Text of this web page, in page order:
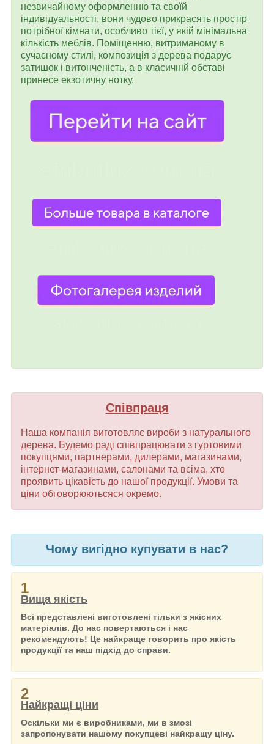
незвичайному оформленню та своїй
індивідуальності, вони чудово прикрасять простір
потрібної кімнати, особливо тієї, у якій мінімальна
кількість меблів. Поміщенню, витриманому в
сучасному стилі, композиція з дерева подарує
затишок і витонченість, а в класичній обставі
принесе екзотичну нотку.
Співпраця
Наша компанія виготовляє вироби з натурального
дерева. Будемо раді співпрацювати з гуртовими
покупцями, партнерами, дилерами, магазинами,
інтернет-магазинами, салонами та всіма, хто
проявить цікавість до нашої продукції. Умови та
ціни обговорюютьсяся окремо.
Чому вигідно купувати в нас?
1
Вища якість
Всі представлені виготовлені тільки з якісних
матеріалів. До нас повертаються і нас
рекомендують! Це найкраще говорить про якість
продукції та наш підхід до справи.
2
Найкращі ціни
Оскільки ми є виробниками, ми в змозі
запропонувати нашому покупцеві найкращу ціну.